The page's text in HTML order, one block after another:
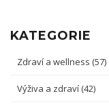
KATEGORIE
Zdraví a wellness (57)
Výživa a zdraví (42)